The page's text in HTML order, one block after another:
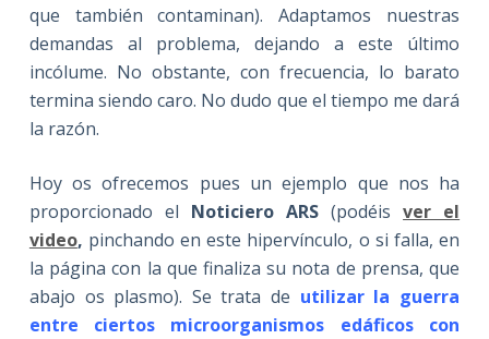
que también contaminan). Adaptamos nuestras
demandas al problema, dejando a este último
incólume. No obstante, con frecuencia, lo barato
termina siendo caro. No dudo que el tiempo me dará
la razón.
Hoy os ofrecemos pues un ejemplo que nos ha
proporcionado el Noticiero ARS (podéisver el
video, pinchando en este hipervínculo, o si falla, en
la página con la que finaliza su nota de prensa, que
abajo os plasmo). Se trata de utilizar la guerra
entre ciertos microorganismos edáficos con